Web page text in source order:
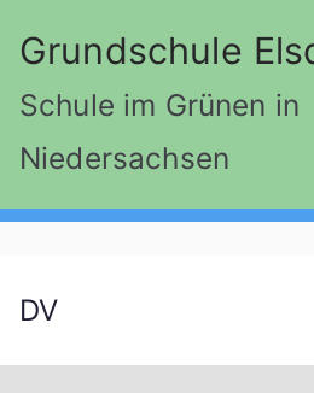
InhaltGrundschule
Schule im Grünen in
Niedersachsen
DV